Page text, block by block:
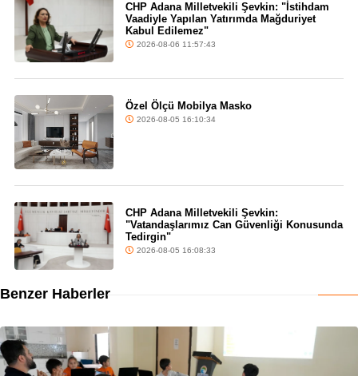
CHP Adana Milletvekili Şevkin: "İstihdam
Vaadiyle Yapılan Yatırımda Mağduriyet
Kabul Edilemez"
2026-08-06 11:57:43
Özel Ölçü Mobilya Masko
2026-08-05 16:10:34
CHP Adana Milletvekili Şevkin:
"Vatandaşlarımız Can Güvenliği Konusunda
Tedirgin"
2026-08-05 16:08:33
Benzer Haberler